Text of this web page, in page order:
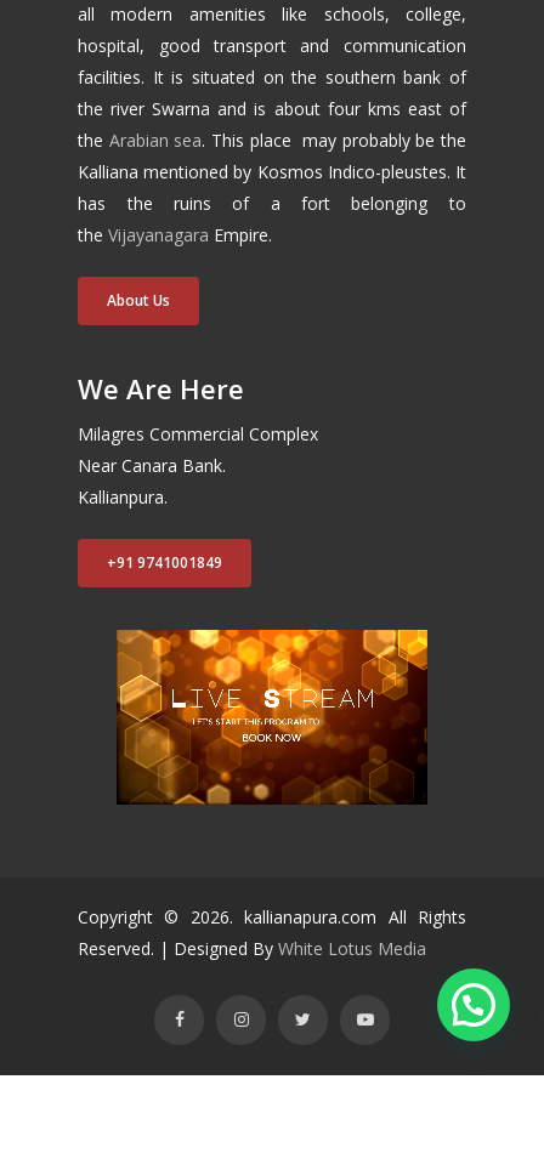
all modern amenities like schools, college,
hospital, good transport and communication
facilities. It is situated on the southern bank of
the river Swarna and is about four kms east of
the Arabian sea. This place may probably be the
Kalliana mentioned by Kosmos Indico-pleustes. It
has the ruins of a fort belonging to
theVijayanagara Empire.
About Us
We Are Here
Milagres Commercial Complex
Near Canara Bank.
Kallianpura.
+91 9741001849
Copyright © 2026. kallianapura.com All Rights
Reserved. | Designed ByWhite Lotus Media